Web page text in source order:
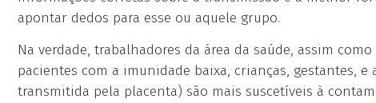
apontar dedos para esse ou aquele grupo.
Na verdade, trabalhadores da área da saúde, assim
pacientes com a imunidade baixa, crianças, gestantes,
transmitida pela placenta) são mais suscetíveis à